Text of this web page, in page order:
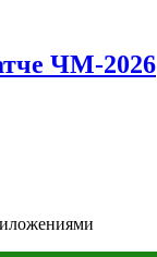
ЧМ-2026